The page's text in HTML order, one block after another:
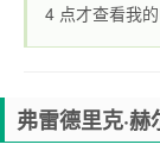
4 点才查看我
弗雷德里克·赫